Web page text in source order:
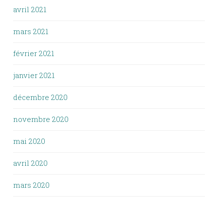
avril 2021
mars 2021
février 2021
janvier 2021
décembre 2020
novembre 2020
mai 2020
avril 2020
mars 2020